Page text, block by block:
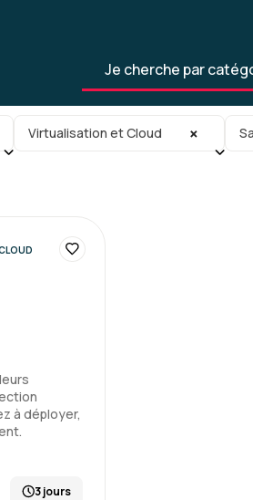
Je cherche par
Sous-catégorie ×
Virtualisation et Cloud
à déployer,
3 jours